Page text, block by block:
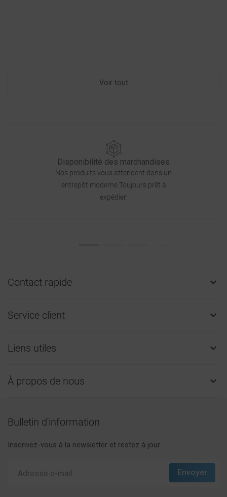
Voir tout
Disponibilité des marchandises
Nos produits vous attendent dans un
entrepôt moderne.Toujours prêt à
expédier!
Contact rapide 
Service client 
Liens utiles 
À propos de nous 
Bulletin d'information
Inscrivez-vous à la newsletter et restez à jour.